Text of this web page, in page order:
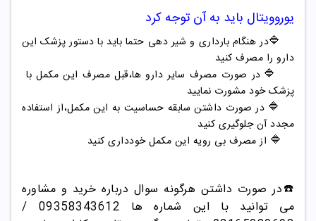
یوروویتال باید به آن توجه کرد
🔷در هنگام بارداری و شیر دهی حتما باید با دستور پزشک این
دارو را مصرف کنید
🔷 در صورت مصرف سایر دارو ها،قبل مصرف این مکمل با
پزشک خود مشورت نمایید
🔷 در صورت داشتن سابقه حساسیت به این مکمل،از استفاده
مجدد آن جلوگیری کنید
🔷 از مصرف بی رویه این مکمل خودداری کنید
☎️در صورت داشتن هرگونه سوال درباره خرید و مشاوره
می توانید با این شماره ها 09358343612 /